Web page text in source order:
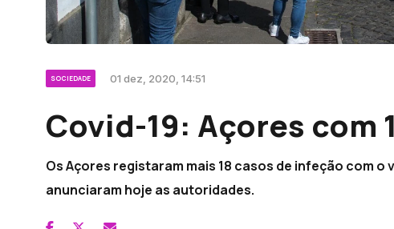
SOCIEDADE 01 dez, 2020, 14:51
Covid-19: Açores com
Os Açores registaram mais 18 casos de infeção com o
anunciaram hoje as autoridades.